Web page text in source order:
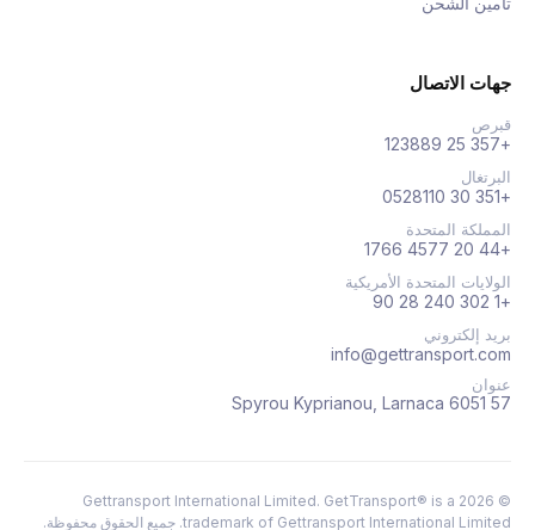
جهات الاتصال
قبرص
+357 25 123889
البرتغال
+351 30 0528110
المملكة المتحدة
+44 20 4577 1766
الولايات المتحدة الأمريكية
+1 302 240 28 90
بريد إلكتروني
info@gettransport.com
عنوان
57 Spyrou Kyprianou, Larnaca 6051
©
2026
Gettransport International Limited. GetTransport® is a
trademark of Gettransport International Limited. جميع الحقوق محفوظة.